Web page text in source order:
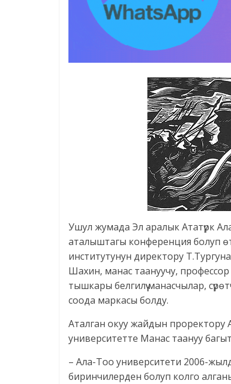
Ушул жумада Эл аралык Ататүрк
аталыштагы конференция болуп
институтунун директору
Шахин, манас таануучу,
тышкары белгилүү манасчылар,
соода маркасы болду.
Аталган окуу жайдын
университетте Манас таануу
– Ала-Тоо университети 2006-
биринчилерден болуп колго